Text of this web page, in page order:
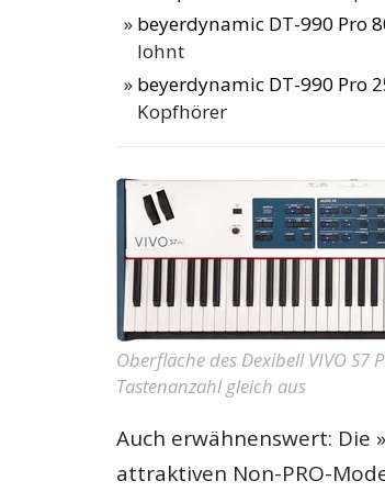
beyerdynamic DT-990 Pro
lohnt
beyerdynamic DT-990 Pro
Kopfhörer
Oberfläche des Dexibell VIVO S7
Tastenanzahl gleich aus
Auch erwähnenswert: Die
attraktiven Non-PRO-